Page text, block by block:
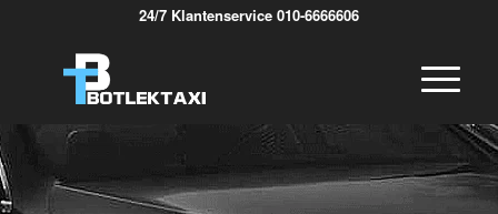
24/7 Klantenservice 010-6666606